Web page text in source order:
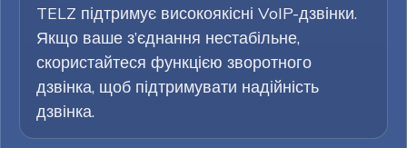
TELZ підтримує високоякісні VoIP-дзвінки.
Якщо ваше з’єднання нестабільне,
скористайтеся функцією зворотного
дзвінка, щоб підтримувати надійність
дзвінка.